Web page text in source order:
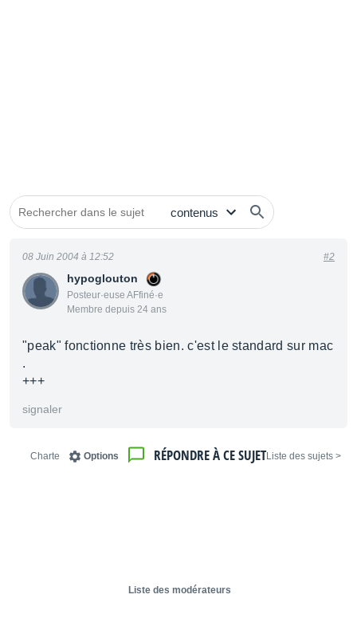
hypoglouton
Posteur·euse AFfiné·e
Membre depuis 24 ans
08 Juin 2004 à 12:52 #2
"peak" fonctionne très bien. c'est le standard sur mac
.
+++
signaler
< Liste des sujets
RÉPONDRE À CE SUJET
Options
Charte
Liste des modérateurs